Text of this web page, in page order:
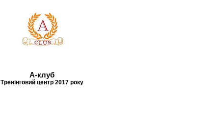
А-клуб
Тренінговий центр 2017 року